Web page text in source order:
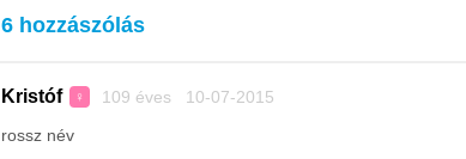
6 hozzászólás
Kristóf ♀ 109 éves 10-07-2015
rossz név